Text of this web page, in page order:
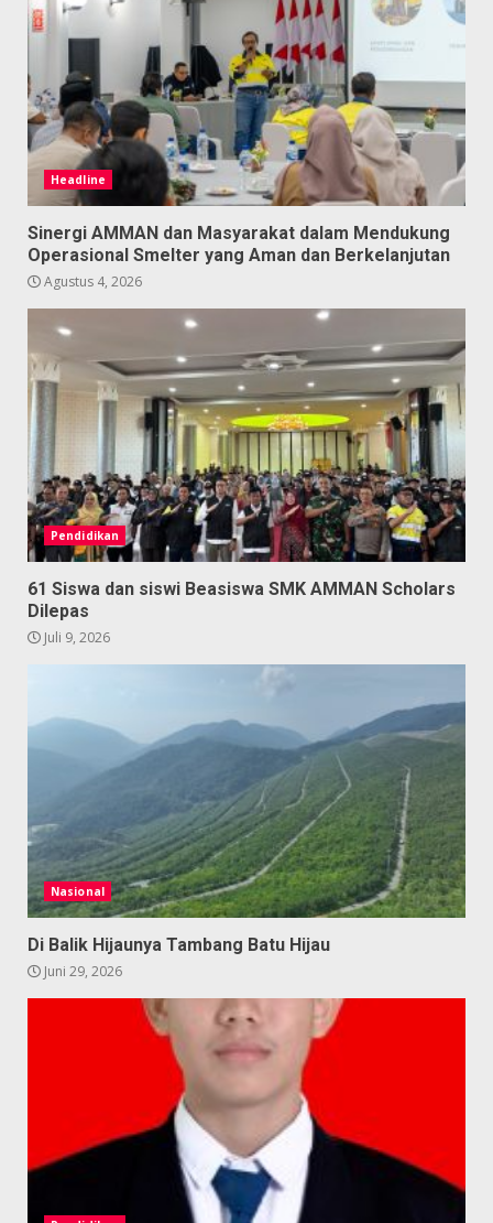
Headline
Sinergi AMMAN dan Masyarakat dalam Mendukung
Operasional Smelter yang Aman dan Berkelanjutan
Agustus 4, 2026
Pendidikan
61 Siswa dan siswi Beasiswa SMK AMMAN Scholars
Dilepas
Juli 9, 2026
Nasional
Di Balik Hijaunya Tambang Batu Hijau
Juni 29, 2026